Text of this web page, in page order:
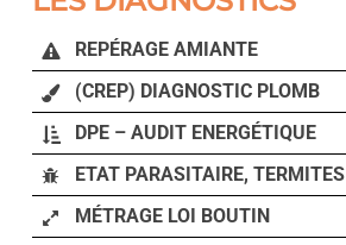
REPÉRAGE AMIANTE
(CREP) DIAGNOSTIC PLOMB
DPE – AUDIT ENERGÉTIQUE
ETAT PARASITAIRE, TERMITES
MÉTRAGE LOI BOUTIN